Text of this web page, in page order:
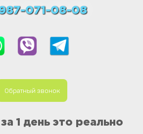
071-08-08
Обратный звонок
1 день это реально